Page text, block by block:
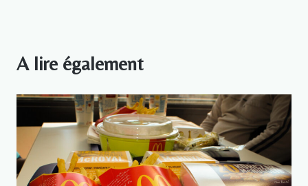
A lire également